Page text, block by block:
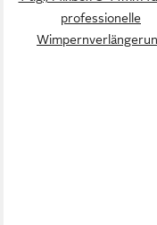
professionelle